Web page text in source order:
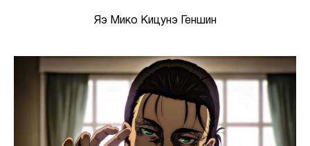
Яэ Мико Кицунэ Геншин